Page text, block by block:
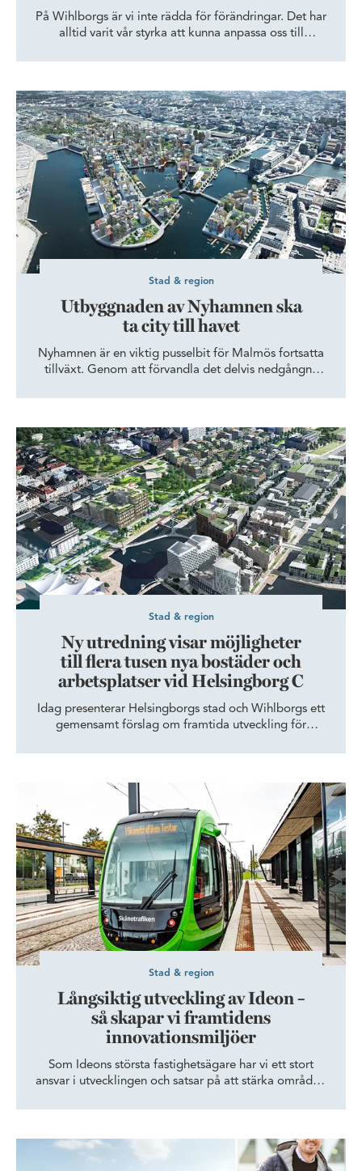
På Wihlborgs är vi inte rädda för förändringar. Det har
alltid varit vår styrka att kunna anpassa oss till
logotyp och nya färger, men vi är fortfarande ditt
personliga, långsiktiga och regionbyggande
fastighetsbolag.
Utbyggnaden av Nyhamnen ska ta city till havet
Stad & region
Utbyggnaden av Nyhamnen ska
ta city till havet
Nyhamnen är en viktig pusselbit för Malmös fortsatta
tillväxt. Genom att förvandla det delvis nedgångna
innerstaden naturligt växa ut i de gamla
fördjupade översiktsplanen och nu pågår arbetet med
att ta fram detaljplaner.
​Ny utredning visar möjligheter till flera tusen nya bostäder och
Stad & region
​Ny utredning visar möjligheter
till flera tusen nya bostäder och
arbetsplatser vid Helsingborg C
Idag presenterar Helsingborgs stad och Wihlborgs ett
gemensamt förslag om framtida utveckling för
attraktiv stadsdel med nya kontor, bostäder och en
hållbar livsmiljö.
Långsiktig utveckling av Ideon – så skapar vi framtidens
Stad & region
Långsiktig utveckling av Ideon –
så skapar vi framtidens
innovationsmiljöer
Som Ideons största fastighetsägare har vi ett stort
ansvar i utvecklingen och satsar på att stärka området.
entreprenörskap gör stadsdelen till en attraktiv plats
tillgänglighet till våra fastigheter tack vare spårvägen,
tydligare skyltning och en ny byggnad bidrar vi till en
Helsingborgs nya stadsikon blir ett hållbart kontorshus med